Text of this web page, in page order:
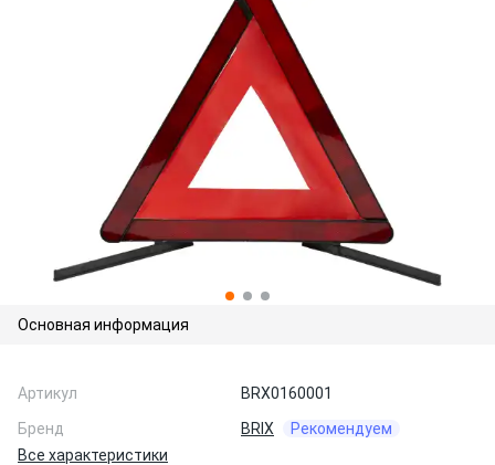
Основная информация
Артикул
BRX0160001
Бренд
BRIX
Рекомендуем
Все характеристики